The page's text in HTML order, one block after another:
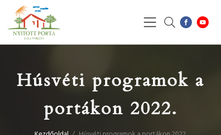
Húsvéti programok a
portákon 2022.